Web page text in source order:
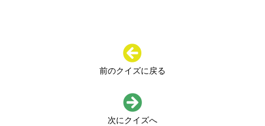
前のクイズに戻る
次にクイズへ